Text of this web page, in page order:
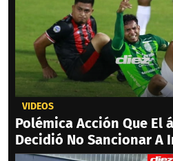
VIDEOS
Polémica Acción Que El
Decidió No Sancionar A